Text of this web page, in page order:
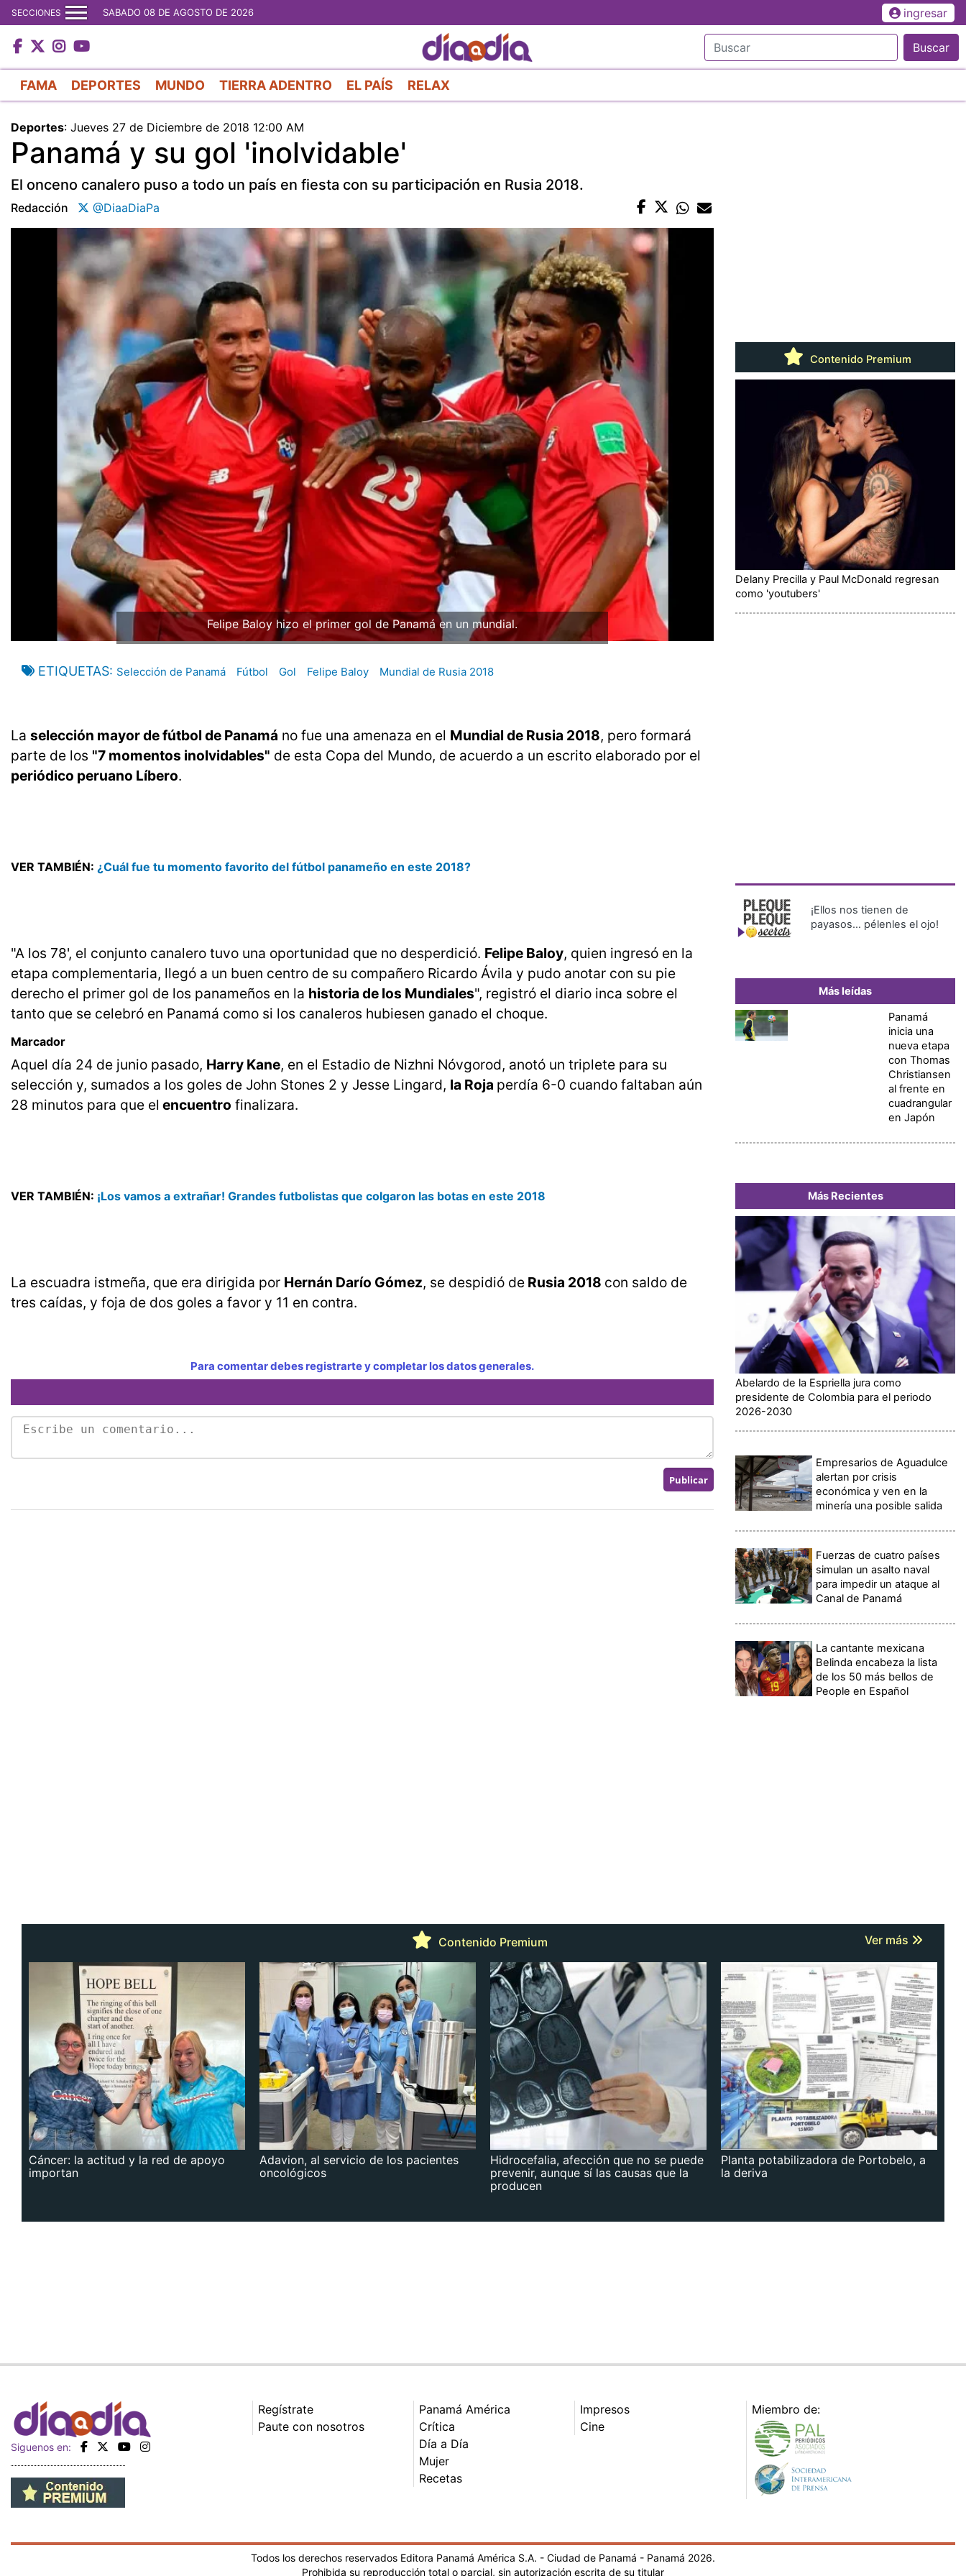
al
contenido
principal
SECCIONES SABADO 08 DE AGOSTO DE 2026 ingresar
Buscar
FAMA DEPORTES MUNDO TIERRA ADENTRO EL PAÍS RELAX
Deportes: Jueves 27 de Diciembre de 2018 12:00 AM
Panamá y su gol 'inolvidable'
El onceno canalero puso a todo un país en fiesta con su participación en Rusia 2018.
Redacción @DiaaDiaPa
Felipe Baloy hizo el primer gol de Panamá en un mundial.
ETIQUETAS Selección de Panamá Fútbol Gol Felipe Baloy Mundial de Rusia 2018
La selección mayor de fútbol de Panamá no fue una amenaza en el Mundial de Rusia 2018, pero formará
parte de los "7 momentos inolvidables" de esta Copa del Mundo, de acuerdo a un escrito elaborado por el
periódico peruano Líbero.
VER TAMBIÉN: ¿Cuál fue tu momento favorito del fútbol panameño en este 2018?
"A los 78', el conjunto canalero tuvo una oportunidad que no desperdició. Felipe Baloy, quien ingresó en la
etapa complementaria, llegó a un buen centro de su compañero Ricardo Ávila y pudo anotar con su pie
derecho el primer gol de los panameños en la historia de los Mundiales", registró el diario inca sobre el
tanto que se celebró en Panamá como si los canaleros hubiesen ganado el choque.
Marcador
Aquel día 24 de junio pasado, Harry Kane, en el Estadio de Nizhni Nóvgorod, anotó un triplete para su
selección y, sumados a los goles de John Stones 2 y Jesse Lingard, la Roja perdía 6-0 cuando faltaban aún
28 minutos para que el encuentro finalizara.
VER TAMBIÉN: ¡Los vamos a extrañar! Grandes futbolistas que colgaron las botas en este 2018
La escuadra istmeña, que era dirigida por Hernán Darío Gómez, se despidió de Rusia 2018 con saldo de
tres caídas, y foja de dos goles a favor y 11 en contra.
Para comentar debes registrarte y completar los datos generales.
Contenido Premium
Delany Precilla y Paul McDonald regresan
como 'youtubers'
¡Ellos nos tienen de
payasos… pélenles el ojo!
Más leídas
Panamá
inicia una
nueva etapa
con Thomas
Christiansen
al frente en
cuadrangular
en Japón
Más Recientes
Abelardo de la Espriella jura como
presidente de Colombia para el periodo
2026-2030
Empresarios de Aguadulce
alertan por crisis
económica y ven en la
minería una posible salida
Fuerzas de cuatro países
simulan un asalto naval
para impedir un ataque al
Canal de Panamá
La cantante mexicana
Belinda encabeza la lista
de los 50 más bellos de
People en Español
Contenido Premium Ver más
Cáncer: la actitud y la red de apoyo
importan
Adavion, al servicio de los pacientes
oncológicos
Hidrocefalia, afección que no se puede
prevenir, aunque sí las causas que la
producen
Planta potabilizadora de Portobelo, a
la deriva
Siguenos en:
Regístrate
Paute con nosotros
Panamá América
Crítica
Día a Día
Mujer
Recetas
Impresos
Cine
Miembro de:
Todos los derechos reservados Editora Panamá América S.A. - Ciudad de Panamá - Panamá 2026.
Prohibida su reproducción total o parcial, sin autorización escrita de su titular